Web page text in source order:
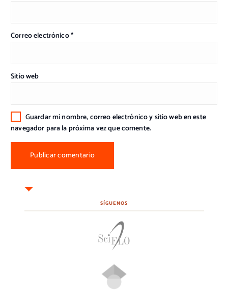
Correo electrónico*
Sitio web
Guardar mi nombre, correo electrónico y sitio web en este
navegador para la próxima vez que comente.
SÍGUENOS